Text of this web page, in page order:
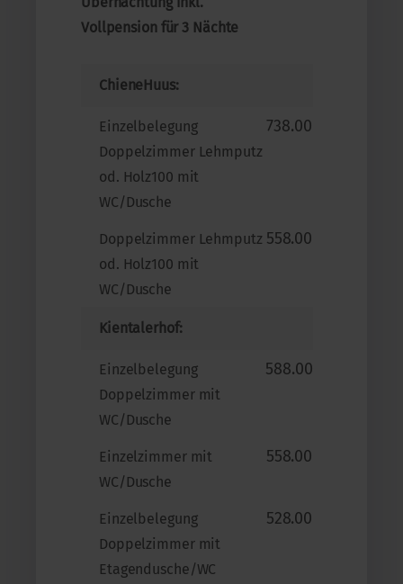
Vollpension für 3 Nächte
ChieneHuus:
Einzelbelegung
Doppelzimmer Lehmputz
od. Holz100 mit
WC/Dusche
738.00
Doppelzimmer Lehmputz
od. Holz100 mit
WC/Dusche
558.00
Kientalerhof:
Einzelbelegung
Doppelzimmer mit
WC/Dusche
588.00
Einzelzimmer mit
WC/Dusche
558.00
Einzelbelegung
Doppelzimmer mit
Etagendusche/WC
528.00